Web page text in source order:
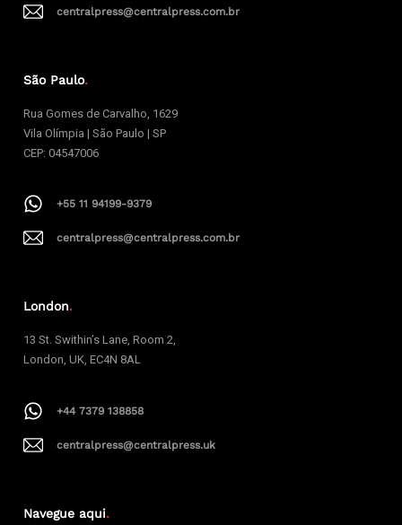
centralpress@centralpress.com.br
São Paulo.
Rua Gomes de Carvalho, 1629
Vila Olímpia | São Paulo | SP
CEP: 04547006
+55 11 94199-9379
centralpress@centralpress.com.br
London.
13 St. Swithin’s Lane, Room 2,
London, UK, EC4N 8AL
+44 7379 138858
centralpress@centralpress.uk
Navegue aqui.